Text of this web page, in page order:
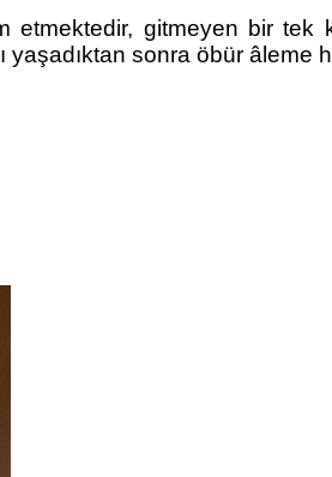
etmektedir, gitmeyen bir
sonra öbür âleme